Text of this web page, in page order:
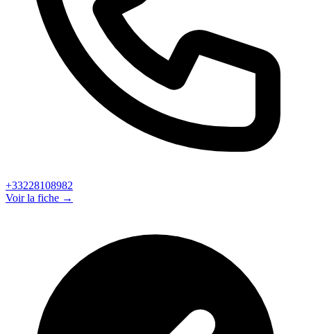
+33228108982
Voir la fiche →